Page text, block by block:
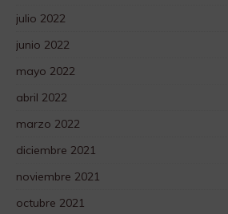
julio 2022
junio 2022
mayo 2022
abril 2022
marzo 2022
diciembre 2021
noviembre 2021
octubre 2021